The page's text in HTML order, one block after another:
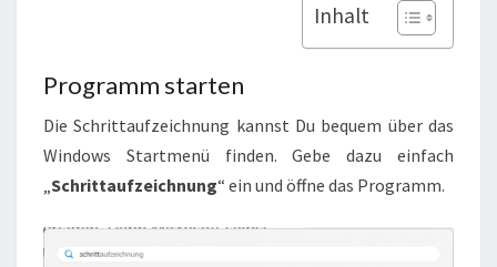
Inhalt
Programm starten
Die Schrittaufzeichnung kannst Du bequem über das
Windows Startmenü finden. Gebe dazu einfach
„Schrittaufzeichnung“ ein und öffne das Programm.